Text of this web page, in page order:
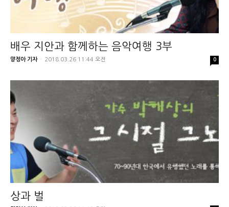
배우 지안과 함께하는 음악여행 3부
양정아 기자 - 2018.03.26 11:44 오전 0
상과 벌